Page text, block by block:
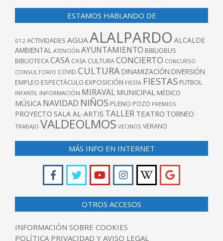
ESTAMOS HABLANDO DE
012 ACTIVIDADES AGUA ALALPARDO ALCALDE
AMBIENTAL ATENCIÓN AYUNTAMIENTO BIBLIOBUS
BIBLIOTECACASA CASA CULTURACONCIERTO CONCURSO
CONSULTORIO COVID CULTURA DINAMIZACIÓN DIVERSIÓN
EMPLEO ESPECTÁCULO EXPOSICIÓN FIESTA FIESTAS FUTBOL
INFANTIL INFORMACIÓN MIRAVAL MUNICIPAL MÉDICO
MÚSICA NAVIDAD NIÑOS PLENO POZO PREMIOS
PROYECTO SALA AL-ARTIS TALLER TEATRO TORNEO
TRABAJO VALDEOLMOS VECINOS VERANO
MÁS INFO EN INTERNET
OTROS ACCESOS
INFORMACIÓN SOBRE COOKIES
POLÍTICA PRIVACIDAD Y AVISO LEGAL